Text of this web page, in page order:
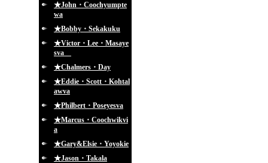
★John・Coochyumpte
wa
★Bobby・Sekakuku
★Victor・Lee・Masaye
sva
★Chalmers・Day
★Eddie・Scott・Kohtal
awva
★Philbert・Poseyesva
★Marcus・Coochwikvi
a
★Gary&Elsie・Yoyokie
★Jason・Takala